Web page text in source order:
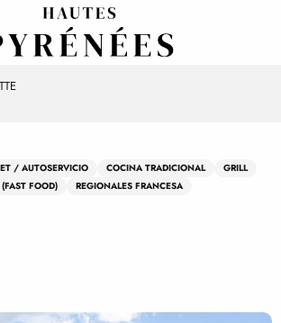
/ AUTOSERVICIO COCINA TRADICIONAL
GRILL
FOOD)
REGIONALES FRANCESA
aux favoris